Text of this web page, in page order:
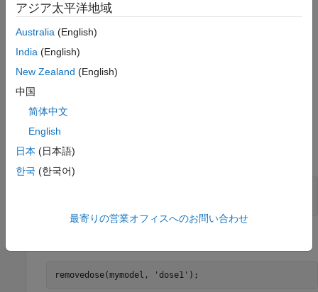
using the methodadddose
doseObj2 = removedose(
SimBiology ScheduleDose or RepeatDose object
Examples
Remove a dose object from a model object.
Create model and dose objects, and then add dose to
model.
アジア太平洋地域
Australia (English)
India (English)
New Zealand (English)
中国
简体中文
English
日本 (日本語)
한국 (한국어)
最寄りの営業オフィスへのお問い合わせ